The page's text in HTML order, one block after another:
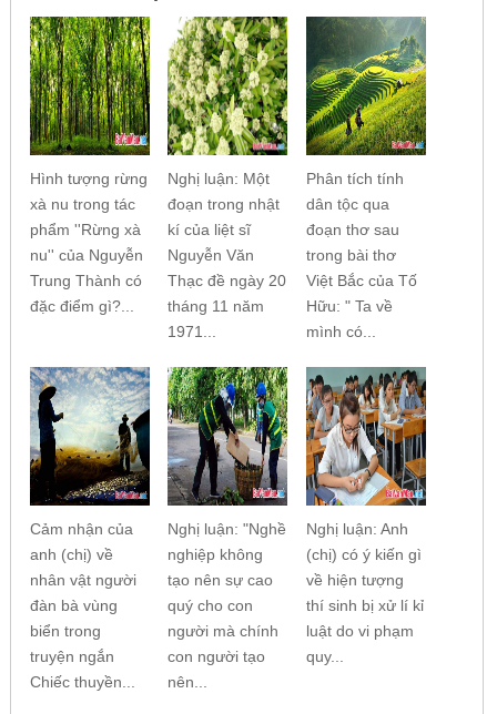
Hình tượng rừng
xà nu trong tác
phẩm ''Rừng xà
nu'' của Nguyễn
Trung Thành có
đặc điểm gì?...
Nghị luận: Một
đoạn trong nhật
kí của liệt sĩ
Nguyễn Văn
Thạc đề ngày 20
tháng 11 năm
1971...
Phân tích tính
dân tộc qua
đoạn thơ sau
trong bài thơ
Việt Bắc của Tố
Hữu: " Ta về
mình có...
Cảm nhận của
anh (chị) về
nhân vật người
đàn bà vùng
biển trong
truyện ngắn
Chiếc thuyền...
Nghị luận: "Nghề
nghiệp không
tạo nên sự cao
quý cho con
người mà chính
con người tạo
nên...
Nghị luận: Anh
(chị) có ý kiến gì
về hiện tượng
thí sinh bị xử lí kỉ
luật do vi phạm
quy...